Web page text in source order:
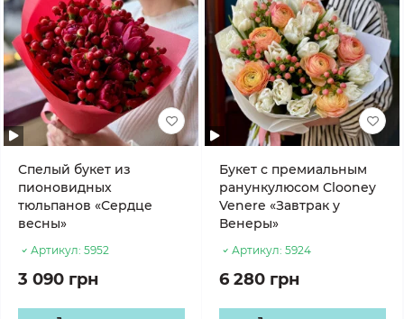
Спелый букет из
пионовидных
тюльпанов «Сердце
весны»
Артикул: 5952
3 090 грн
Букет с премиальным
ранункулюсом Clooney
Venere «Завтрак у
Венеры»
Артикул: 5924
6 280 грн